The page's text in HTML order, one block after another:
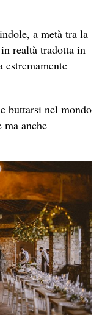
a metà tra la
realtà tradotta in
estremamente
buttarsi nel mondo
anche